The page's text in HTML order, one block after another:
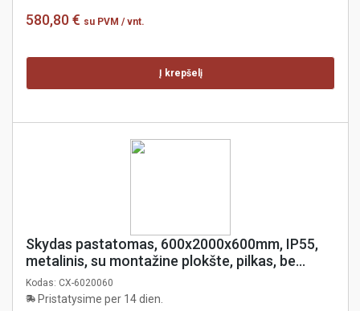
580,80 € su PVM / vnt.
Į krepšelį
Skydas pastatomas, 600x2000x600mm, IP55,
metalinis, su montažine plokšte, pilkas, be
šoninių dangčių, coreX
Kodas: CX-6020060
Pristatysime per 14 dien.